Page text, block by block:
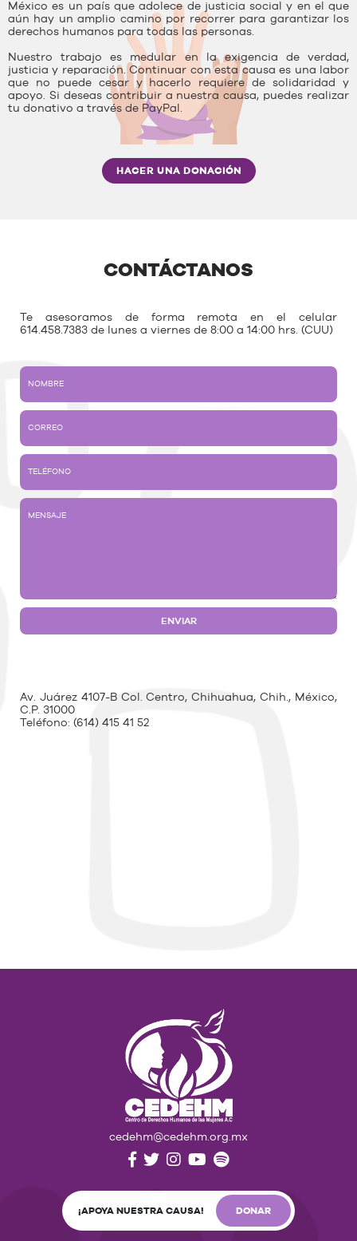
México es un país que adolece de justicia social y en el que
aún hay un amplio camino por recorrer para garantizar los
derechos humanos para todas las personas.
Nuestro trabajo es medular en la exigencia de verdad,
justicia y reparación. Continuar con esta causa es una labor
que no puede cesar y hacerlo requiere de solidaridad y
apoyo. Si deseas contribuir a nuestra causa, puedes realizar
tu donativo a través de PayPal.
HACER UNA DONACIÓN
CONTÁCTANOS
Te asesoramos de forma remota en el celular
614.458.7383 de lunes a viernes de 8:00 a 14:00 hrs. (CUU)
Av. Juárez 4107-B Col. Centro, Chihuahua, Chih., México,
C.P. 31000
Teléfono: (614) 415 41 52
cedehm@cedehm.org.mx
¡APOYA NUESTRA CAUSA! DONAR